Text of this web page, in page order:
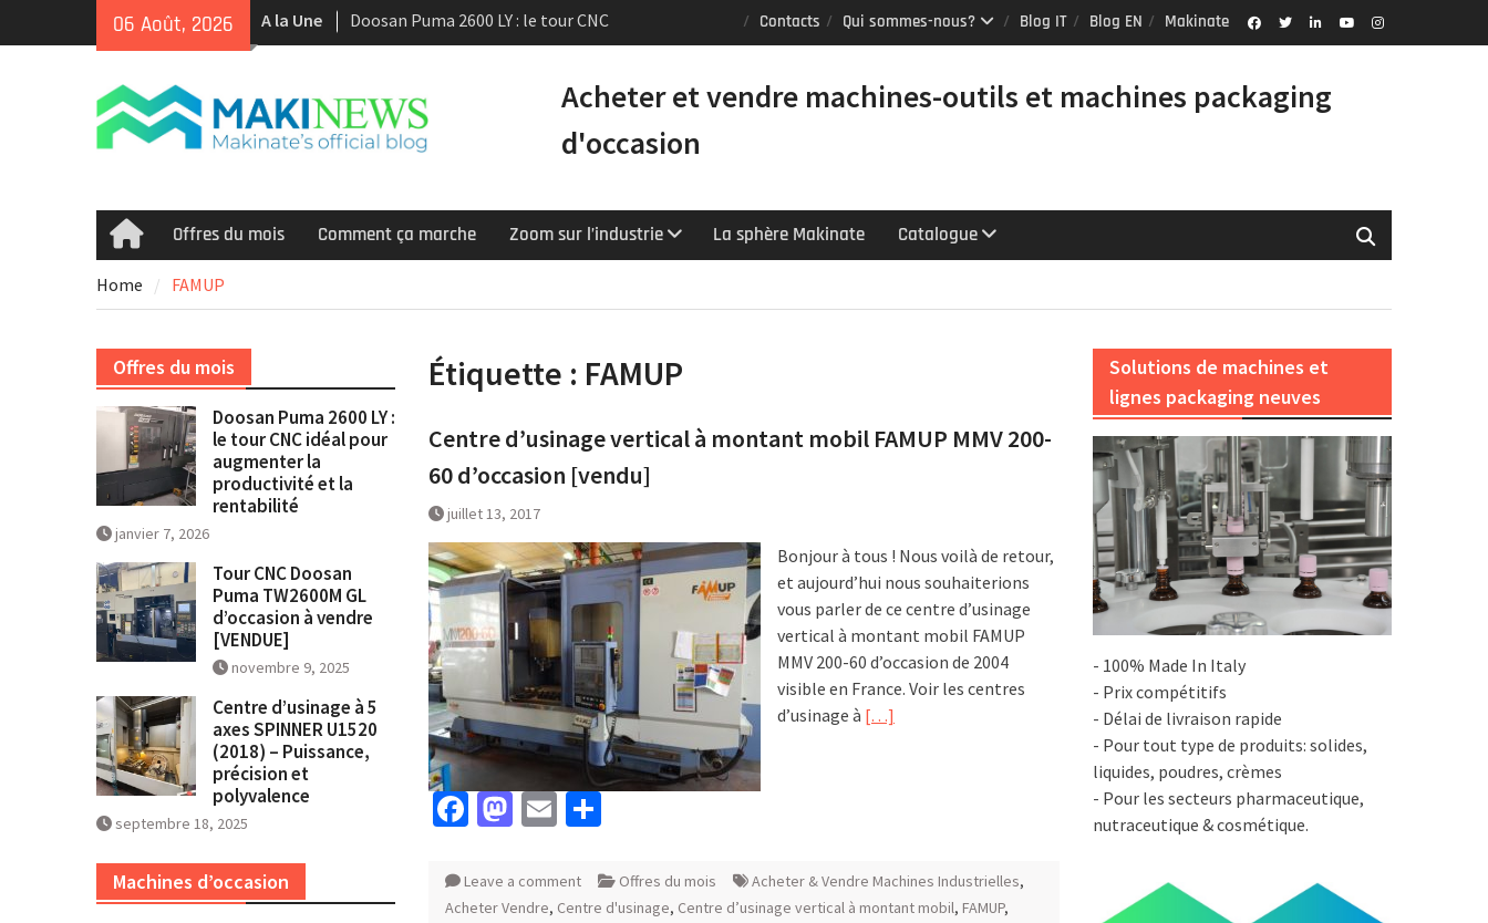
06 Août, 2026 A la Une
Tour CNC Doosan Puma TW2600M GL
d’occasion à vendre [VENDUE]
d’occasion récents équipés du contrôle
Smooth et de la technologie
multitâche
Contacts Qui sommes-nous? Blog IT Blog EN Makinate
Acheter et vendre machines-outils et machines packaging
d'occasion
HomeOffres du mois Comment ça marche Zoom sur l’industrie La sphère Makinate Catalogue
Home FAMUP
Étiquette : FAMUP
Centre d’usinage vertical à montant mobil FAMUP MMV 200-
60 d’occasion [vendu]
juillet 13, 2017
Bonjour à tous ! Nous voilà de retour,
et aujourd’hui nous souhaiterions
vous parler de ce centre d’usinage
vertical à montant mobil FAMUP
MMV 200-60 d’occasion de 2004
visible en France. Voir les centres
d’usinage à […]
Facebook
Mastodon
Email
Leave a comment Offres du mois Acheter & Vendre Machines Industrielles,
Acheter Vendre, Centre d'usinage, Centre d’usinage vertical à montant mobil, FAMUP,
Solutions de machines et
lignes packaging neuves
- 100% Made In Italy
- Prix compétitifs
- Délai de livraison rapide
- Pour tout type de produits: solides,
liquides, poudres, crèmes
- Pour les secteurs pharmaceutique,
nutraceutique & cosmétique.
Offres du mois
Doosan Puma 2600 LY :
le tour CNC idéal pour
augmenter la
productivité et la
rentabilité
janvier 7, 2026
Tour CNC Doosan
Puma TW2600M GL
d’occasion à vendre
[VENDUE]
novembre 9, 2025
Centre d’usinage à 5
axes SPINNER U1520
(2018) – Puissance,
précision et
polyvalence
septembre 18, 2025
Machines d’occasion